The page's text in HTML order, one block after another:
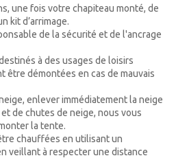
une fois votre chapiteau monté, de
kit d’arrimage.
de la sécurité et de l'ancrage
à des usages de loisirs
être démontées en cas de mauvais
enlever immédiatement la neige
de chutes de neige, nous vous
la tente.
chauffées en utilisant un
veillant à respecter une distance